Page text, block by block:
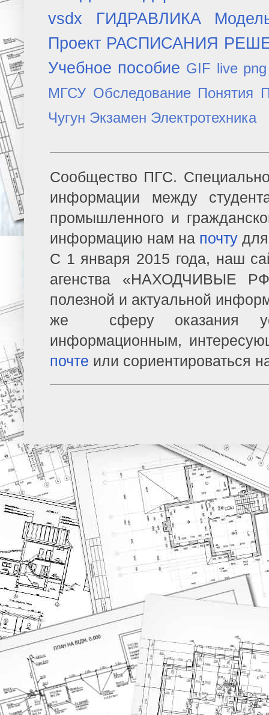
vsdx
ГИДРАВЛИКА
Проект РАСПИСАНИЯ
Учебное пособие GIF live png
МГСУ Обследование Понятия
Чугун Экзамен Электротехника
Сообщество ПГС.
информации между
промышленного и
информацию нам на почту
С 1 января 2015 года, наш
агенства «НАХОДЧИВЫЕ
полезной и актуальной
же сферу оказания
информационным,
почте или сориентироваться